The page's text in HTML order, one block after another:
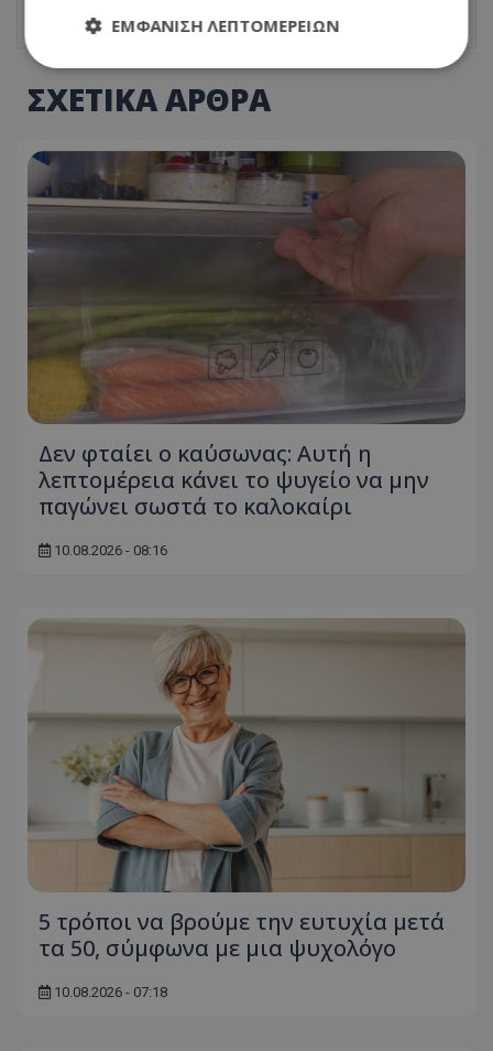
ΣΧΕΤΙΚΑ ΑΡΘΡΑ
Δεν φταίει ο καύσωνας: Αυτή η
λεπτομέρεια κάνει το ψυγείο να μην
παγώνει σωστά το καλοκαίρι
10.08.2026 - 08:16
5 τρόποι να βρούμε την ευτυχία μετά
τα 50, σύμφωνα με μια ψυχολόγο
10.08.2026 - 07:18
ΕΜΦΆΝΙΣΗ ΛΕΠΤΟΜΕΡΕΙΏΝ
Απολύτως απαραίτητα
Μη ταξινομημένα
Τα απολύτως απαραίτητα cookies επιτρέπουν
βασικές λειτουργίες του ιστότοπου, όπως τη
σύνδεση χρήστη και τη διαχείριση λογαριασμού.
Ο ιστότοπος δεν μπορεί να χρησιμοποιηθεί σωστά
χωρίς τα απολύτως απαραίτητα cookies.
Ονοματεπώνυμο
Προμηθευτής/
usprivacy
.lifenewscy.tothemaonline.com
VISITOR_PRIVACY_METADATA
YouTube
.youtube.com